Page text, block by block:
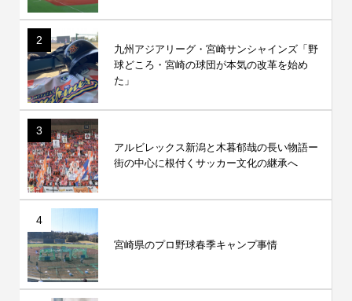
2
九州アジアリーグ・宮崎サンシャインズ「野
球どころ・宮崎の球団が本気の改革を始め
た」
3
アルビレックス新潟と木暮郁哉の長い物語ー
街の中心に根付くサッカー文化の継承へ
4
宮崎県のプロ野球春季キャンプ事情